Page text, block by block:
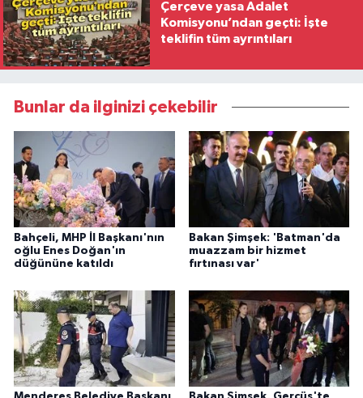
Çerçeve yasa Adalet
Komisyonu’ndan geçti: İşte
teklifin tüm ayrıntıları
Bunlar da ilginizi çekebilir
Bahçeli, MHP İl Başkanı'nın
oğlu Enes Doğan'ın
düğününe katıldı
Bakan Şimşek: 'Batman'da
muazzam bir hizmet
fırtınası var'